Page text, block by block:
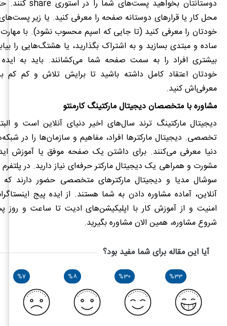
دوستانتان بخواهید پست‌های شما را در استوری shareکنند.
محل کار یا قرارهای دوستانه صفحه را معرفی کنید. یا زیر
خودتان را معرفی کنید (تا جایی که اسپم محسوب نشود). با
ساده و مبتدی بسازید و به اشتراک بگذارید، یا هشتگ‌هایی را
بیشتری افراد را به سمت صفحه شما می‌کشانند. باید به ایده
خودتان اعتقاد کامل داشته باشید تا برایش تلاش و کم کم
معرفی‌اش کنید.
مشاوره با متخصصان دیجیتال مارکتینگ کارمنتو
دیجیتال مارکتینگ ترند سال‌های اخیر دنیای آنلاین است و
تخصصی. دیجیتال مارکترها افراد، مفاهیم و سازمان‌ها را در
دنیا معرفی می‌کنند. برای داشتن یک صفحه موفق یا آموزش
مشورت و همراهی یک دیجیتال مارکتر حرفه‌ای نیاز دارید. در پلتفرم
سوشال مدیا و دیجیتال مارکترهای متخصصی حضور دارند که
آنلاین، آماده مشاوره دادن به شما هستند. از ایده پیج
امنیت و از آموزش کار با اپلیکیشن‌های ادیت تا ساعت و روز
شروع مشاوره، همین الان مشاوره بگیرید.
آیا این مقاله برای شما مفید بود؟
%33
%30
%8
%7